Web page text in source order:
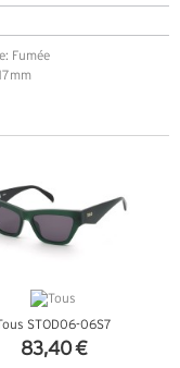
Fumée
STOD06-06S7
83,40 €